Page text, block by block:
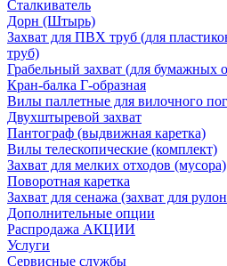
Сталкиватель
Дорн (Штырь)
Захват для ПВХ труб (для
труб)
Грабельный захват (для бумажных
Кран-балка Г-образная
Вилы паллетные для вилочного
Двухштыревой захват
Пантограф (выдвижная каретка)
Вилы телескопические (комплект)
Захват для мелких отходов (мусора)
Поворотная каретка
Захват для сенажа (захват для
Дополнительные опции
Распродажа АКЦИИ
Услуги
Сервисные службы